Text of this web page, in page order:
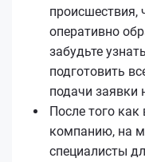
происшествия,
оперативно
забудьте
подготовить
подачи заявки
После того
компанию, на
специалисты